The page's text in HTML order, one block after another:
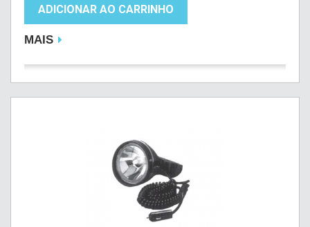
ADICIONAR AO CARRINHO
MAIS